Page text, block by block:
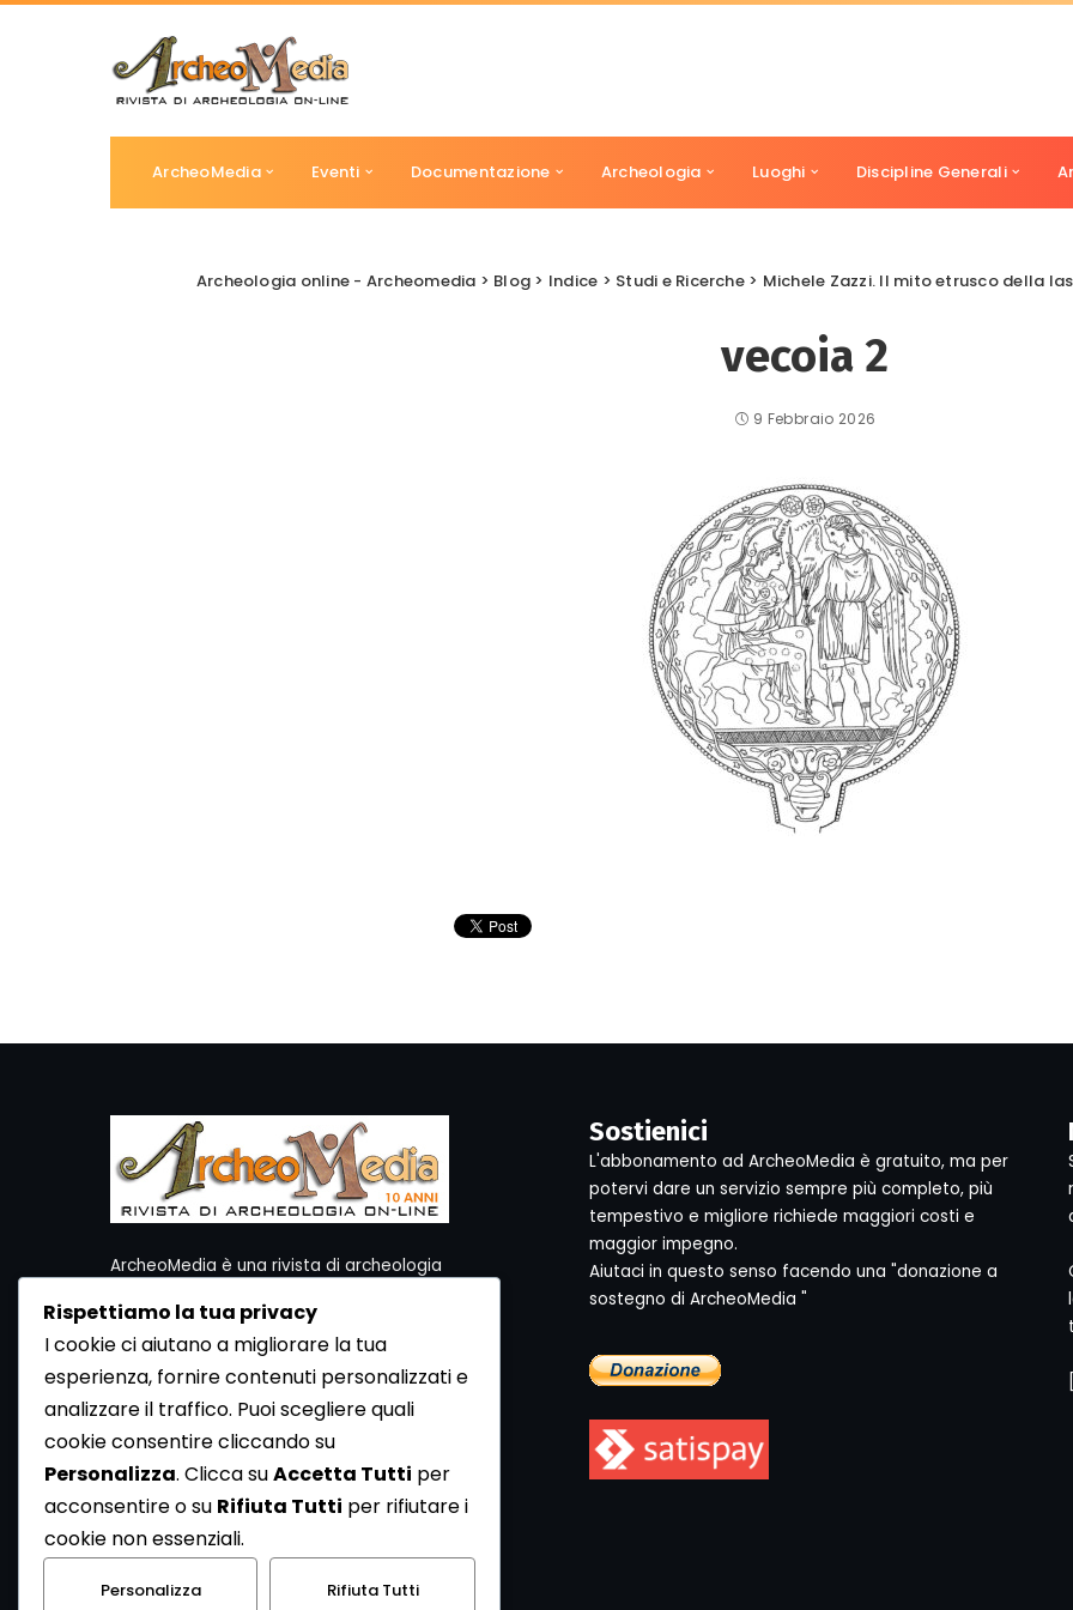
ArcheoMedia Eventi Documentazione Archeologia Luoghi Discipline Generali
Archeologia online - Archeomedia > Blog > Indice > Studi e Ricerche> Michele Zazzi. Il mito etrusco della
vecoia 2
9 Febbraio 2026
ArcheoMedia è una rivista di archeologia
Per contattare la Redazione potete utilizzare i
seguenti recapiti:
Redazione ArcheoMedia c/o Mediares S.c.
Via Gioberti 80/D - 10128 Torino
Tel 011.5806363 - Fax 011.5808561
http://www.mediares.to.it
http://www.didatticatorino.it
Sostienici
L'abbonamento ad ArcheoMedia è gratuito, ma per
potervi dare un servizio sempre più completo, più
tempestivo e migliore richiede maggiori costi e
maggior impegno.
Aiutaci in questo senso facendo una "donazione a
sostegno di ArcheoMedia "
[
Rispettiamo la tua privacy
I cookie ci aiutano a migliorare la tua
esperienza, fornire contenuti personalizzati e
analizzare il traffico. Puoi scegliere quali
cookie consentire cliccando su
Personalizza. Clicca suAccetta Tutti per
acconsentire o su Rifiuta Tutti per rifiutare i
cookie non essenziali.
Personalizza Rifiuta Tutti